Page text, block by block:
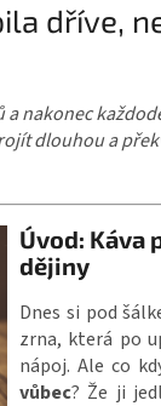
dříve,
nakonec
dlouhou a
Úvod: Káva
dějiny
Dnes si pod
zrna, která po
nápoj. Ale co
vůbec? Že ji